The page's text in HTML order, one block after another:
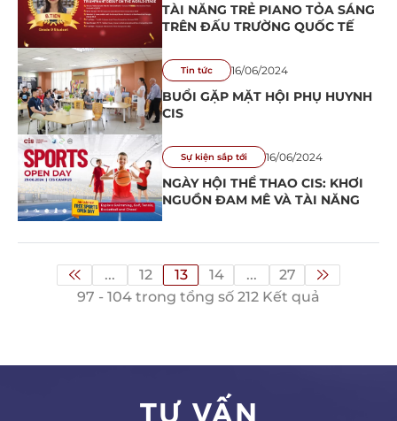
TÀI NĂNG TRẺ PIANO TỎA SÁNG
TRÊN ĐẤU TRƯỜNG QUỐC TẾ
Tin tức 16/06/2024
BUỔI GẶP MẶT HỘI PHỤ HUYNH
CIS
Sự kiện sắp tới 16/06/2024
NGÀY HỘI THỂ THAO CIS: KHƠI
NGUỒN ĐAM MÊ VÀ TÀI NĂNG
... 12 13 14 ...
27
97 - 104 trong tổng số 212 Kết quả
TƯ VẤN